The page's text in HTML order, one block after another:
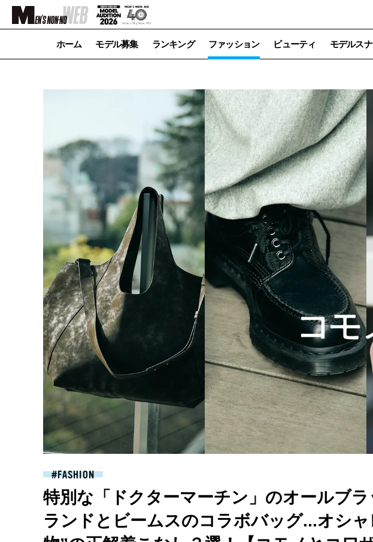
ホーム モデル募集 ランキング ファッション ビューティ モデルス
FASHION
特別な「ドクターマーチン」のオールブ
ランドとビームスのコラボバッグ...オシ